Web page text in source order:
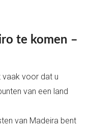
te komen –
vaak voor dat u
van een land
van Madeira bent